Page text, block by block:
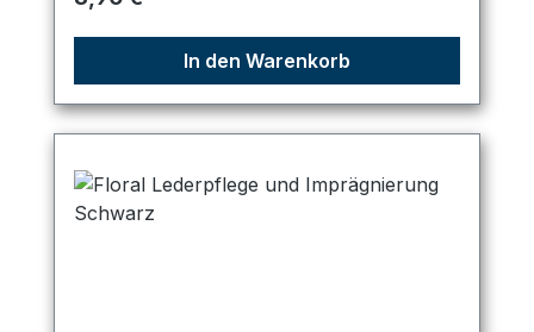
In den Warenkorb